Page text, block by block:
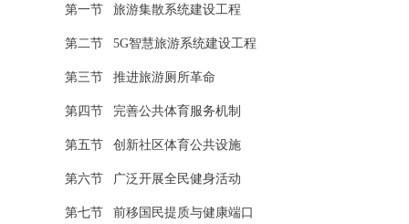
第一节 旅游集散系统建设工程
第二节 5G智慧旅游系统建设工程
第三节 推进旅游厕所革命
第四节 完善公共体育服务机制
第五节 创新社区体育公共设施
第六节 广泛开展全民健身活动
第七节
前移国民提质与健康端口